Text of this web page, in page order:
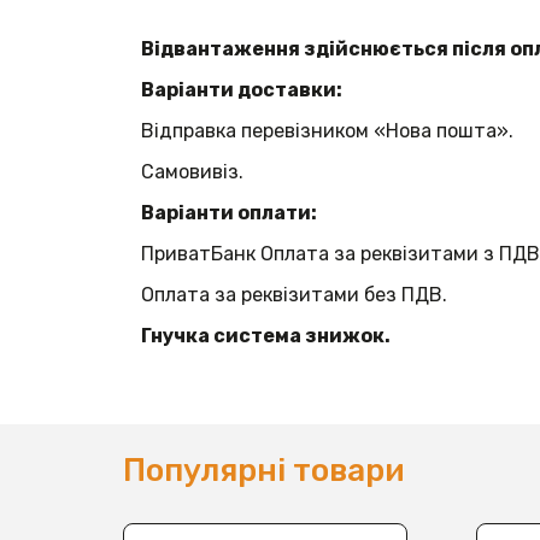
Відвантаження здійснюється після
Варіанти доставки:
Відправка перевізником «Нова пошта».
Самовивіз.
Варіанти оплати:
ПриватБанк Оплата за реквізитами з
Оплата за реквізитами без ПДВ.
Гнучка система знижок.
Популярні товари